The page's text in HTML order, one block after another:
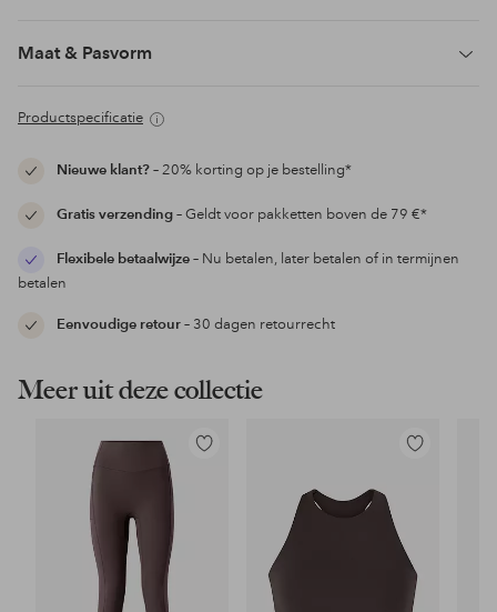
Maat & Pasvorm
Productspecificatie
Nieuwe klant?– 20% korting op je bestelling*
Gratis verzending– Geldt voor pakketten boven de 79 €*
Flexibele betaalwijze– Nu betalen, later betalen of in termijnen
betalen
Eenvoudige retour– 30 dagen retourrecht
Meer uit deze collectie
Toevoegen
Toevoegen